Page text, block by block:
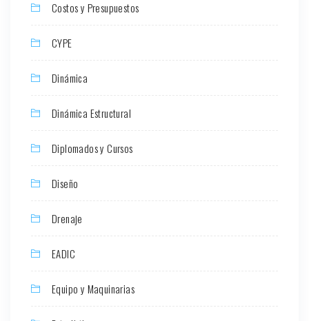
Costos y Presupuestos
CYPE
Dinámica
Dinámica Estructural
Diplomados y Cursos
Diseño
Drenaje
EADIC
Equipo y Maquinarias